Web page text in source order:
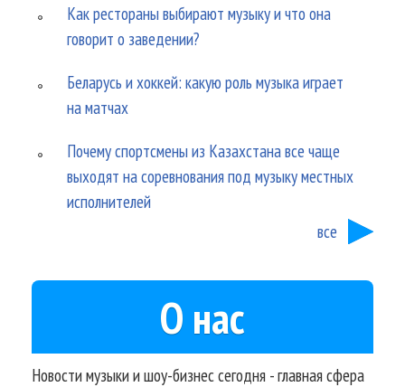
Как рестораны выбирают музыку и что она
говорит о заведении?
Беларусь и хоккей: какую роль музыка играет
на матчах
Почему спортсмены из Казахстана все чаще
выходят на соревнования под музыку местных
исполнителей
все
О нас
Новости музыки и шоу-бизнес сегодня - главная сфера